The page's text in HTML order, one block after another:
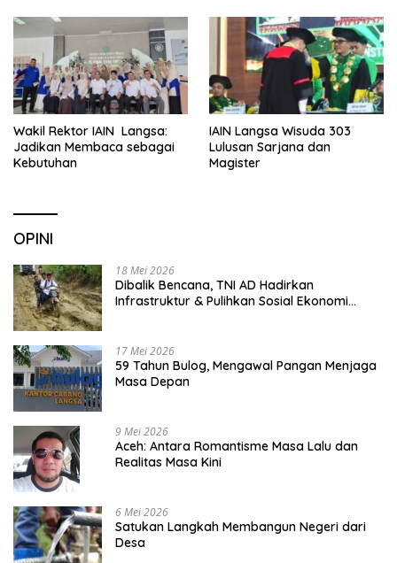
Wakil Rektor IAIN Langsa:
Jadikan Membaca sebagai
Kebutuhan
IAIN Langsa Wisuda 303
Lulusan Sarjana dan
Magister
OPINI
18 Mei 2026
Dibalik Bencana, TNI AD Hadirkan
Infrastruktur & Pulihkan Sosial Ekonomi
17 Mei 2026
59 Tahun Bulog, Mengawal Pangan Menjaga
Masa Depan
9 Mei 2026
Aceh: Antara Romantisme Masa Lalu dan
Realitas Masa Kini
6 Mei 2026
Satukan Langkah Membangun Negeri dari
Desa